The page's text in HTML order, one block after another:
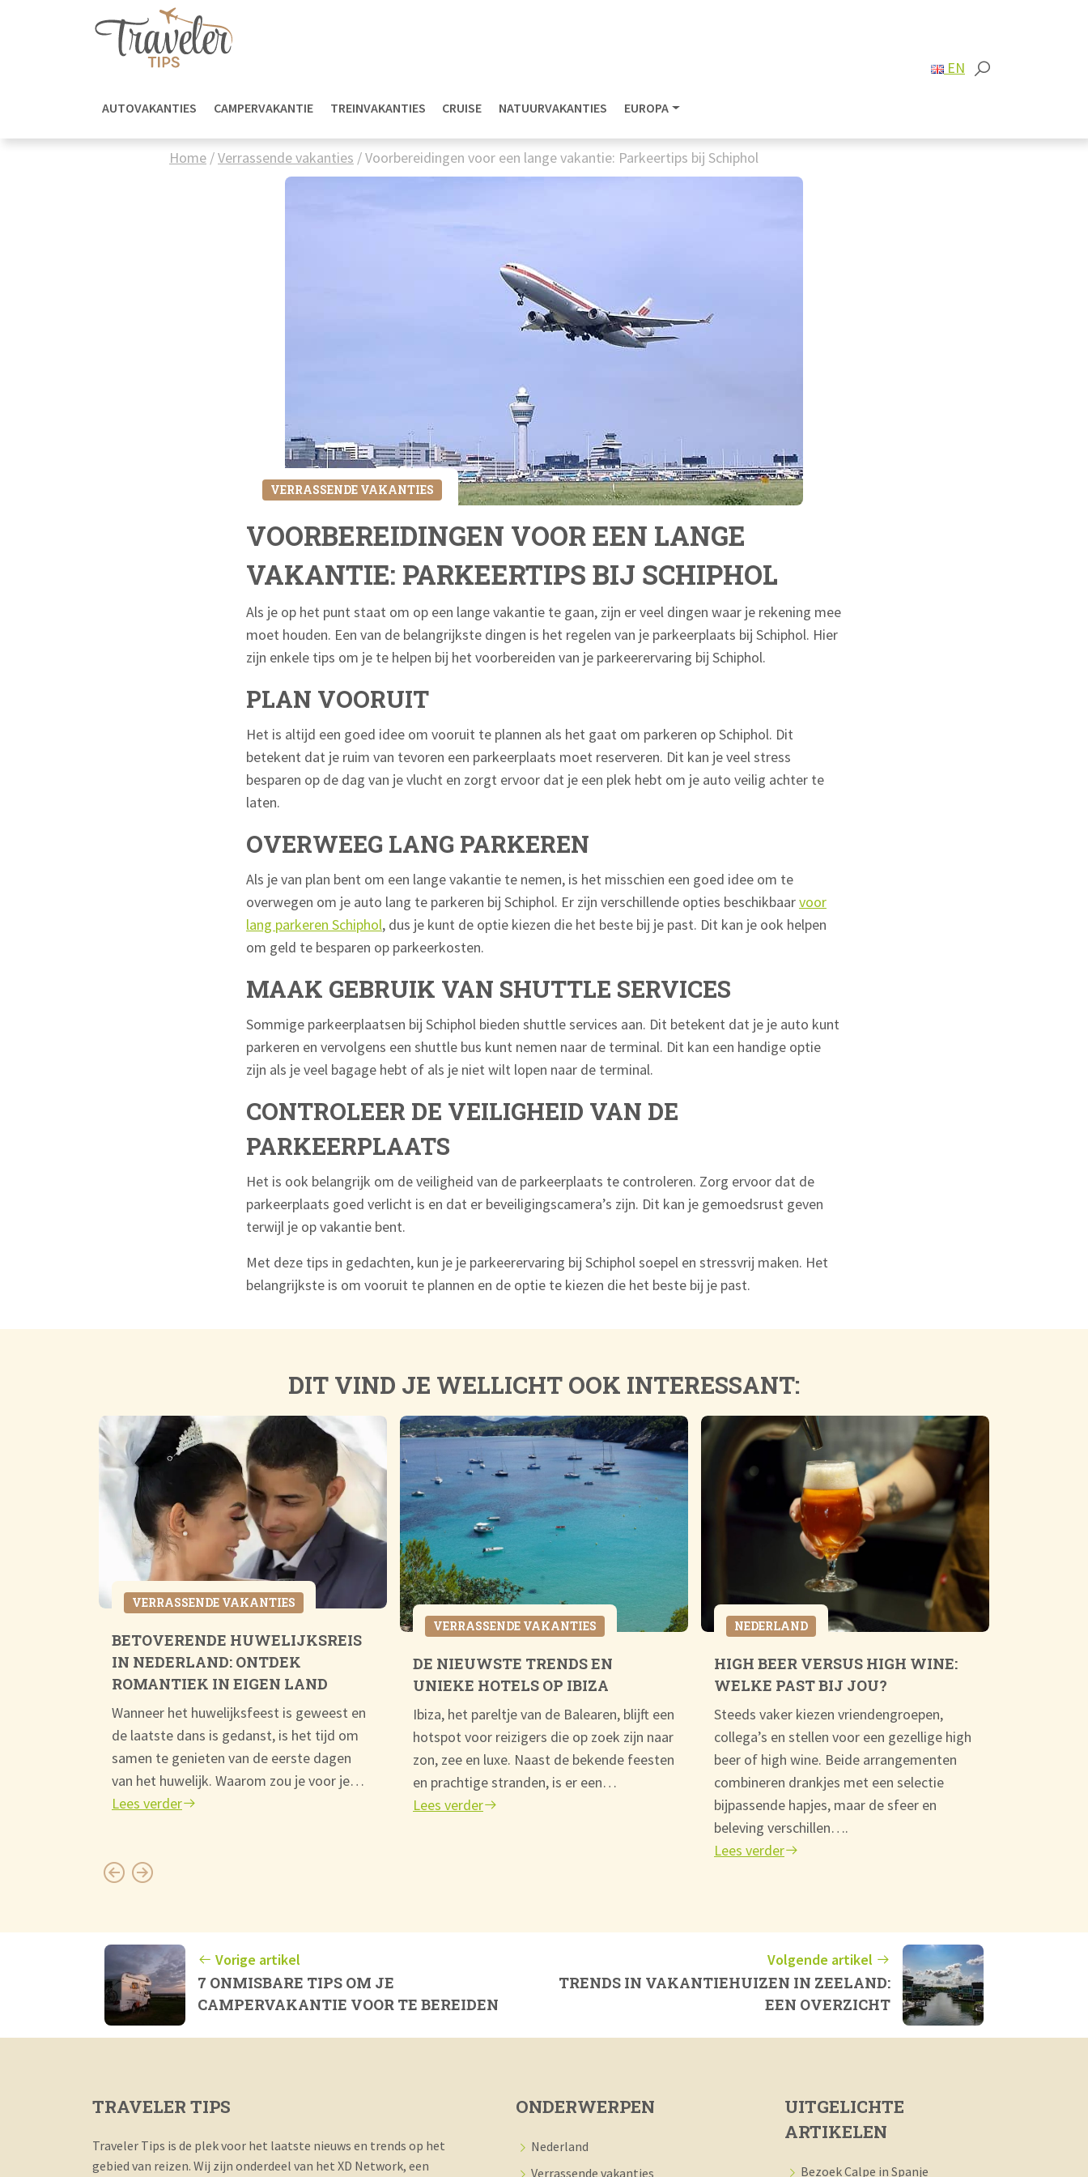
AUTOVAKANTIES CAMPERVAKANTIE TREINVAKANTIES CRUISE NATUURVAKANTIES EUROPA
EN
Home /Verrassende vakanties /Voorbereidingen voor een lange vakantie: Parkeertips bij Schiphol
VERRASSENDE VAKANTIES
VOORBEREIDINGEN VOOR EEN LANGE
VAKANTIE: PARKEERTIPS BIJ SCHIPHOL
Als je op het punt staat om op een lange vakantie te gaan, zijn er veel dingen waar je rekening mee
moet houden. Een van de belangrijkste dingen is het regelen van je parkeerplaats bij Schiphol. Hier
zijn enkele tips om je te helpen bij het voorbereiden van je parkeerervaring bij Schiphol.
PLAN VOORUIT
Het is altijd een goed idee om vooruit te plannen als het gaat om parkeren op Schiphol. Dit
betekent dat je ruim van tevoren een parkeerplaats moet reserveren. Dit kan je veel stress
besparen op de dag van je vlucht en zorgt ervoor dat je een plek hebt om je auto veilig achter te
laten.
OVERWEEG LANG PARKEREN
Als je van plan bent om een lange vakantie te nemen, is het misschien een goed idee om te
overwegen om je auto lang te parkeren bij Schiphol. Er zijn verschillende opties beschikbaarvoor
lang parkeren Schiphol, dus je kunt de optie kiezen die het beste bij je past. Dit kan je ook helpen
om geld te besparen op parkeerkosten.
MAAK GEBRUIK VAN SHUTTLE SERVICES
Sommige parkeerplaatsen bij Schiphol bieden shuttle services aan. Dit betekent dat je je auto kunt
parkeren en vervolgens een shuttle bus kunt nemen naar de terminal. Dit kan een handige optie
zijn als je veel bagage hebt of als je niet wilt lopen naar de terminal.
CONTROLEER DE VEILIGHEID VAN DE
PARKEERPLAATS
Het is ook belangrijk om de veiligheid van de parkeerplaats te controleren. Zorg ervoor dat de
parkeerplaats goed verlicht is en dat er beveiligingscamera’s zijn. Dit kan je gemoedsrust geven
terwijl je op vakantie bent.
Met deze tips in gedachten, kun je je parkeerervaring bij Schiphol soepel en stressvrij maken. Het
belangrijkste is om vooruit te plannen en de optie te kiezen die het beste bij je past.
DIT VIND JE WELLICHT OOK INTERESSANT:
VERRASSENDE VAKANTIES
BETOVERENDE HUWELIJKSREIS
IN NEDERLAND: ONTDEK
ROMANTIEK IN EIGEN LAND
Wanneer het huwelijksfeest is geweest en
de laatste dans is gedanst, is het tijd om
samen te genieten van de eerste dagen
van het huwelijk. Waarom zou je voor je…
Lees verder
VERRASSENDE VAKANTIES
DE NIEUWSTE TRENDS EN
UNIEKE HOTELS OP IBIZA
Ibiza, het pareltje van de Balearen, blijft een
hotspot voor reizigers die op zoek zijn naar
zon, zee en luxe. Naast de bekende feesten
en prachtige stranden, is er een…
Lees verder
NEDERLAND
HIGH BEER VERSUS HIGH WINE:
WELKE PAST BIJ JOU?
Steeds vaker kiezen vriendengroepen,
collega’s en stellen voor een gezellige high
beer of high wine. Beide arrangementen
combineren drankjes met een selectie
bijpassende hapjes, maar de sfeer en
beleving verschillen….
Lees verder
Vorige artikel
7 ONMISBARE TIPS OM JE
CAMPERVAKANTIE VOOR TE BEREIDEN
Volgende artikel
TRENDS IN VAKANTIEHUIZEN IN ZEELAND:
EEN OVERZICHT
TRAVELER TIPS
Traveler Tips is de plek voor het laatste nieuws en trends op het
gebied van reizen. Wij zijn onderdeel van het XD Network, een
ONDERWERPEN
Nederland
Verrassende vakanties
UITGELICHTE
ARTIKELEN
Bezoek Calpe in Spanje